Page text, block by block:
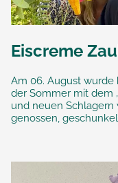
Eiscreme
Am 06. August wurde
der Sommer mit dem
und neuen
genossen,